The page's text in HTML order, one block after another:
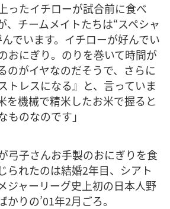
ったイチローが試合前に食べ
、チームメイトたちは“スペシャ
でいます。イチローが好んでい
おにぎり。のりを巻いて時間が
のがイヤなのだそうで、さらに
トレスになる』と、言っていま
を機械で精米したお米で握ると
ものなのです」
弓子さんお手製のおにぎりを食
られたのは結婚2年目、シアト
ジャーリーグ史上初の日本人野
りの’01年2月ごろ。